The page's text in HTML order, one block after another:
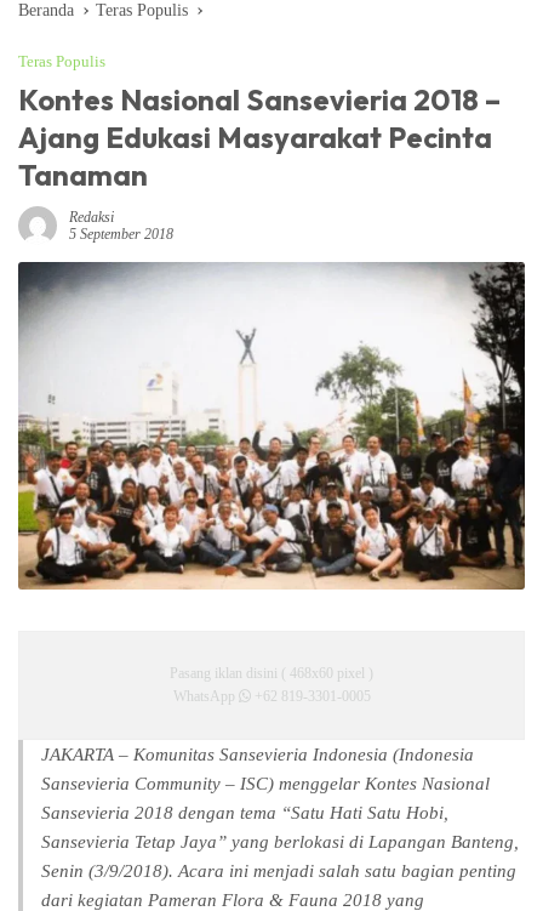
Beranda Teras Populis
Teras Populis
Kontes Nasional Sansevieria 2018 –
Ajang Edukasi Masyarakat Pecinta
Tanaman
Redaksi
5 September 2018
Pasang iklan disini ( 468x60 pixel )
WhatsApp
+62 819-3301-0005
JAKARTA – Komunitas Sansevieria Indonesia (Indonesia
Sansevieria Community – ISC) menggelar Kontes Nasional
Sansevieria 2018 dengan tema “Satu Hati Satu Hobi,
Sansevieria Tetap Jaya” yang berlokasi di Lapangan Banteng,
Senin (3/9/2018). Acara ini menjadi salah satu bagian penting
dari kegiatan Pameran Flora & Fauna 2018 yang